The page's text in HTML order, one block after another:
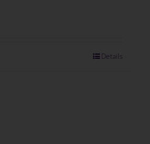
Details